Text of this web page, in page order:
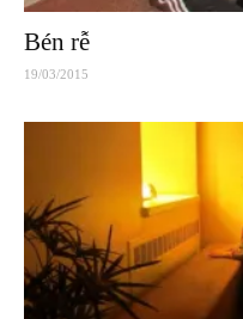
Bén rễ
19/03/2015